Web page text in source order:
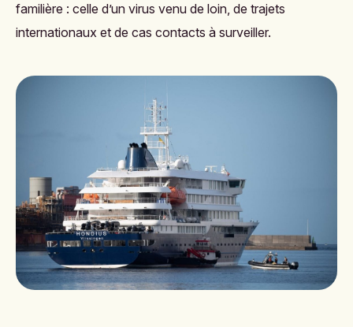
familière : celle d’un virus venu de loin, de trajets
internationaux et de cas contacts à surveiller.